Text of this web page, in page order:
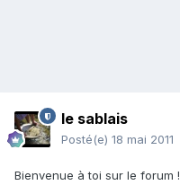
le sablais
Posté(e) 18 mai 2011
Bienvenue à toi sur le forum !